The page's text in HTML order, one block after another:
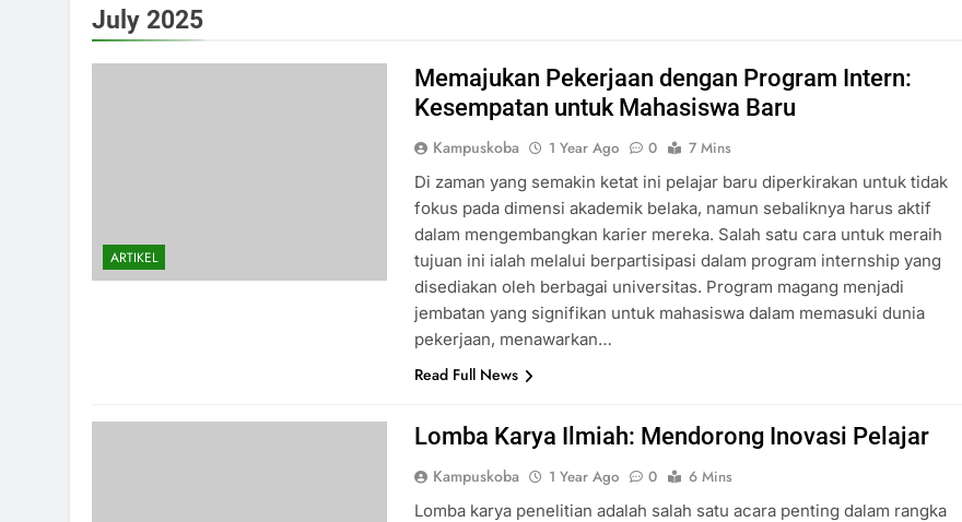
July 2025
ARTIKEL
Memajukan Pekerjaan dengan Program Intern:
Kesempatan untuk Mahasiswa Baru
Kampuskoba 1 Year Ago 0
7 Mins
Di zaman yang semakin ketat ini pelajar baru diperkirakan untuk tidak
fokus pada dimensi akademik belaka, namun sebaliknya harus aktif
dalam mengembangkan karier mereka. Salah satu cara untuk meraih
tujuan ini ialah melalui berpartisipasi dalam program internship yang
disediakan oleh berbagai universitas. Program magang menjadi
jembatan yang signifikan untuk mahasiswa dalam memasuki dunia
pekerjaan, menawarkan…
Read Full News
Lomba Karya Ilmiah: Mendorong Inovasi Pelajar
Kampuskoba 1 Year Ago 0
6 Mins
Lomba karya penelitian adalah salah satu acara penting dalam rangka